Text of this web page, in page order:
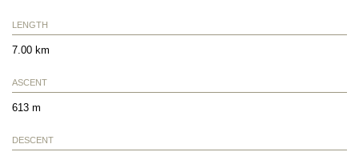
LENGTH
7.00 km
ASCENT
613 m
DESCENT